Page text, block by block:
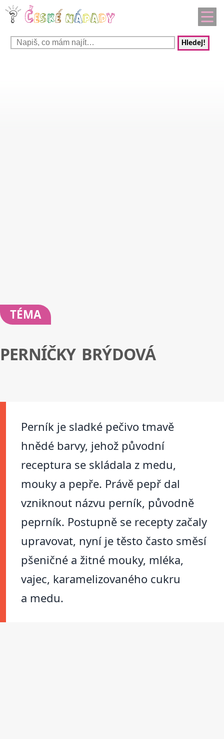
Hledej!
TÉMA
PERNÍČKY BRÝDOVÁ
Perník je sladké pečivo tmavě
hnědé barvy, jehož původní
receptura se skládala z medu,
mouky a pepře. Právě pepř dal
vzniknout názvu perník, původně
peprník. Postupně se recepty začaly
upravovat, nyní je těsto často směsí
pšeničné a žitné mouky, mléka,
vajec, karamelizovaného cukru
a medu.